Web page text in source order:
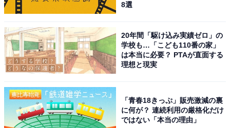
8選
20年間「駆け込み実績ゼロ」の
学校も…「こども110番の家」
は本当に必要？ PTAが直面する
理想と現実
「青春18きっぷ」販売激減の裏
に何が？ 連続利用の厳格化だけ
ではない「本当の理由」